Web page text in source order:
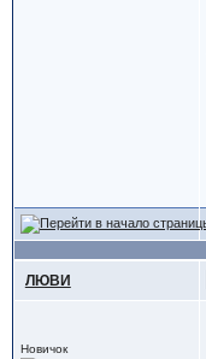
ЛЮВИ
Новичок